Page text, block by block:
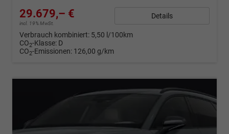
29.679,– €
incl. 19% MwSt.
Details
Verbrauch kombiniert: 5,50 l/100km
CO2-Klasse: D
CO2-Emissionen: 126,00 g/km